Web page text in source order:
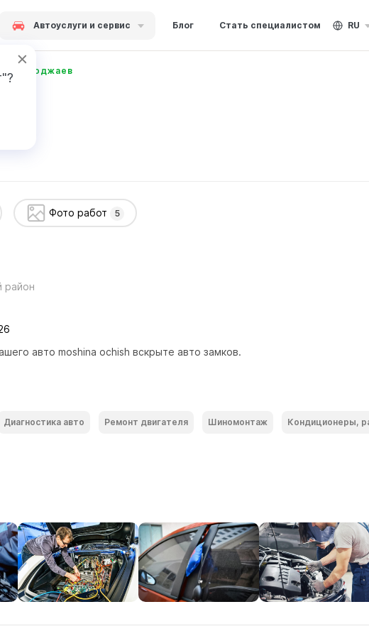
Автоуслуги и сервис Блог Стать специалистом RU
Саидходжаев
Фото работ 5
район
авто moshina ochish вскрыте авто замков.
Диагностика авто Ремонт двигателя Шиномонтаж Кондиционеры,